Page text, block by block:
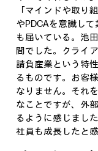
「マインドや取り
やPDCAを意識し
も届いている。池
間でした。クライ
請負産業という特
るものです。お客
なりません。それ
なことですが、外
るように感じまし
社員も成長したと